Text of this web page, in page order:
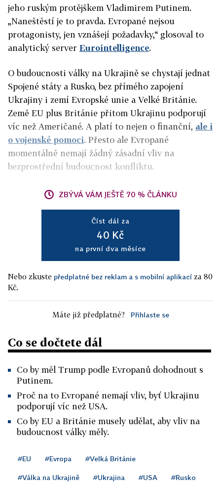
jeho ruským protějškem Vladimirem Putinem.
„Naneštěstí je to pravda. Evropané nejsou
protagonisty, jen vznášejí požadavky,“ glosoval to
analytický server Eurointelligence.
O budoucnosti války na Ukrajině se chystají jednat
Spojené státy a Rusko, bez přímého zapojení
Ukrajiny i zemí Evropské unie a Velké Británie.
Země EU plus Británie přitom Ukrajinu podporují
víc než Američané. A platí to nejen o finanční, ale i
o vojenské pomoci. Přesto ale Evropané
momentálně nemají žádný zásadní vliv na
bezprostřední budoucnost konfliktu.
ZBÝVÁ VÁM JEŠTĚ 70 % ČLÁNKU
Číst dál za
40 Kč
na první dva měsíce
Nebo zkuste předplatné bez reklam a s mobilní aplikací za 80
Kč.
Máte již předplatné? Přihlaste se
Co se dočtete dál
Co by měl Trump podle Evropanů dohodnout s
Putinem.
Proč na to Evropané nemají vliv, byť Ukrajinu
podporují víc než USA.
Co by EU a Británie musely udělat, aby vliv na
budoucnost války měly.
#EU #Evropa #Velká Británie
#Válka na Ukrajině #Ukrajina #USA #Rusko